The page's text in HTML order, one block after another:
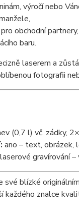
výročí nebo
obchodní partnery,
baru.
laserem a
fotografii
(0,7 l) vč. zádky,
ano – text, obrázek,
laserové gravírování
své blízké
každého znalce